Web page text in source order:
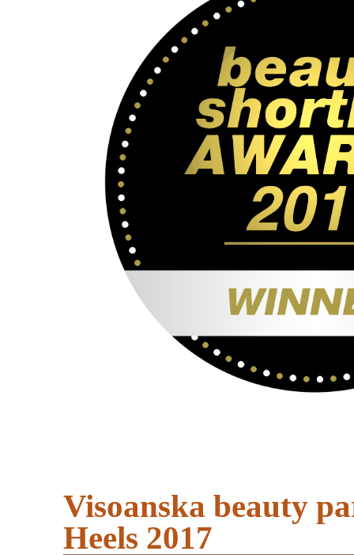
Visoanska beauty
Heels 2017